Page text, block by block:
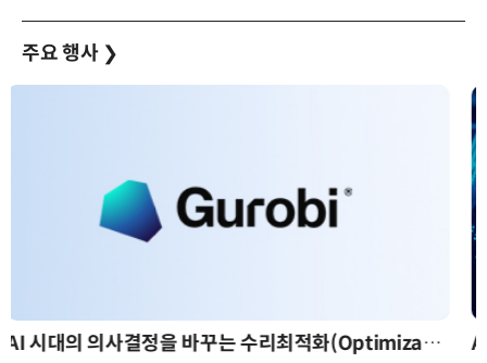
주요 행사 ❯
AI 핀옵스 실전 세미나: 폭증하는 AI 토큰 비용 관리 전략